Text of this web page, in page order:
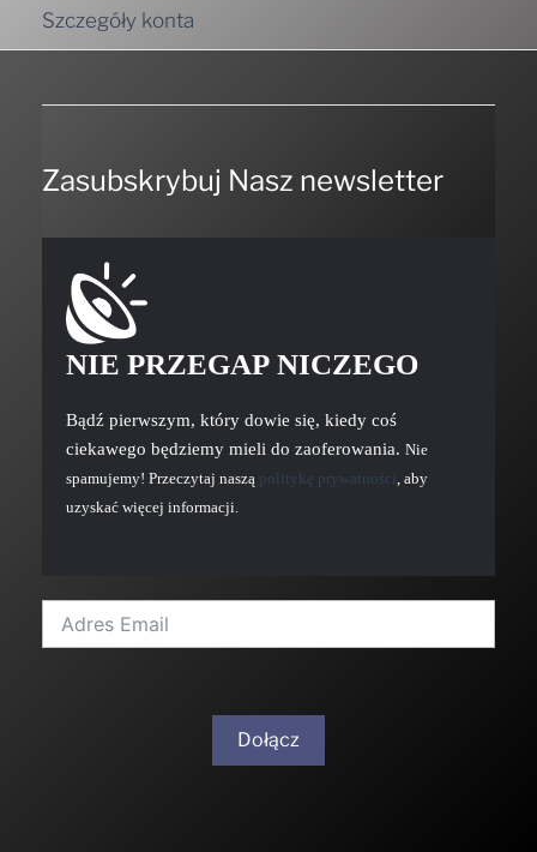
Szczegóły konta
Zasubskrybuj Nasz newsletter
NIE PRZEGAP NICZEGO
Bądź pierwszym, który dowie się, kiedy coś
ciekawego będziemy mieli do zaoferowania. Nie
spamujemy! Przeczytaj naszą politykę prywatności , aby
uzyskać więcej informacji.
Dołącz